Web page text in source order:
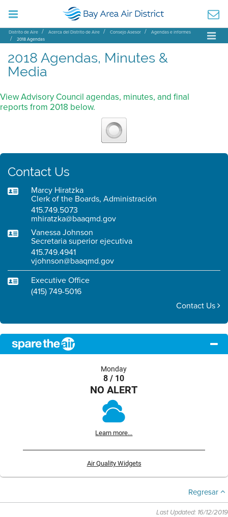
Distrito de Aire Acerca del Distrito de Aire Consejo Asesor
Agendas e informes
2018 Agendas
2018 Agendas, Minutes &
Media
View Advisory Council agendas, minutes, and final
reports from 2018 below.
Contact Us
Marcy Hiratzka
Clerk of the Boards, Administración
415.749.5073
mhiratzka@baaqmd.gov
Vanessa Johnson
Secretaria superior ejecutiva
415.749.4941
vjohnson@baaqmd.gov
Executive Office
(415) 749-5016
Contact Us
Monday
8 / 10
NO ALERT
Learn more...
Air Quality Widgets
Regresar
Last Updated: 16/12/2019